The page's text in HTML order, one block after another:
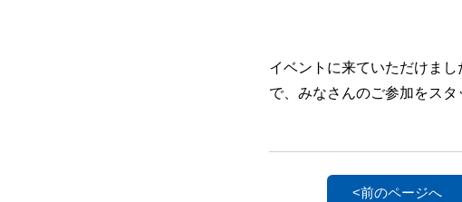
イベントに来ていただけま
で、みなさんのご参加をス
<前のページへ